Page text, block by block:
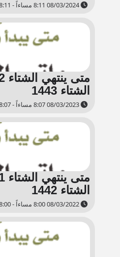
08/03/2024 8:11 مساءاً - 8:11 مساءاً
الشتاء 1443
الشتاء 1442